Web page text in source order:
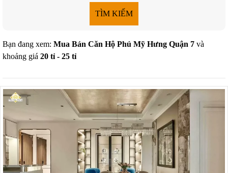
TÌM KIẾM
Bạn đang xem: Mua Bán Căn Hộ Phú Mỹ Hưng Quận 7 và
khoảng giá 20 tỉ - 25 tỉ